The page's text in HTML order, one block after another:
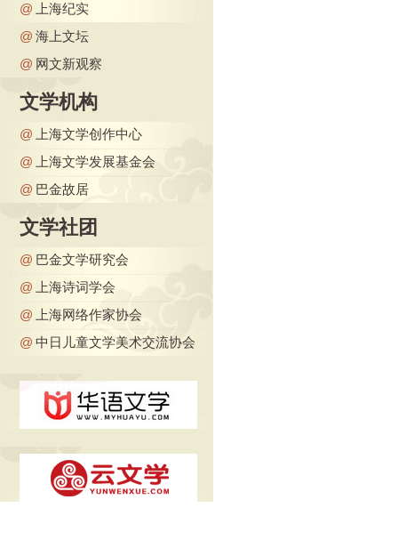
@
上海纪实
@ 海上文坛
@ 网文新观察
文学机构
@
上海文学创作中心
@
上海文学发展基金会
@ 巴金故居
文学社团
@ 巴金文学研究会
@
上海诗词学会
@
上海网络作家协会
@ 中日儿童文学美术交流协会